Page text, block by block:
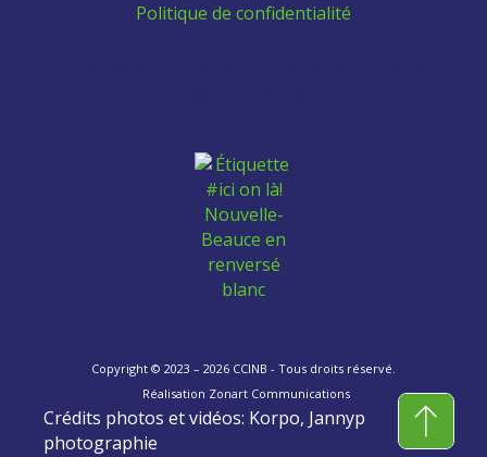
Politique de confidentialité
Copyright © 2023 – 2026 CCINB - Tous droits réservé.
Réalisation Zonart Communications
Crédits photos et vidéos: Korpo, Jannyp
photographie